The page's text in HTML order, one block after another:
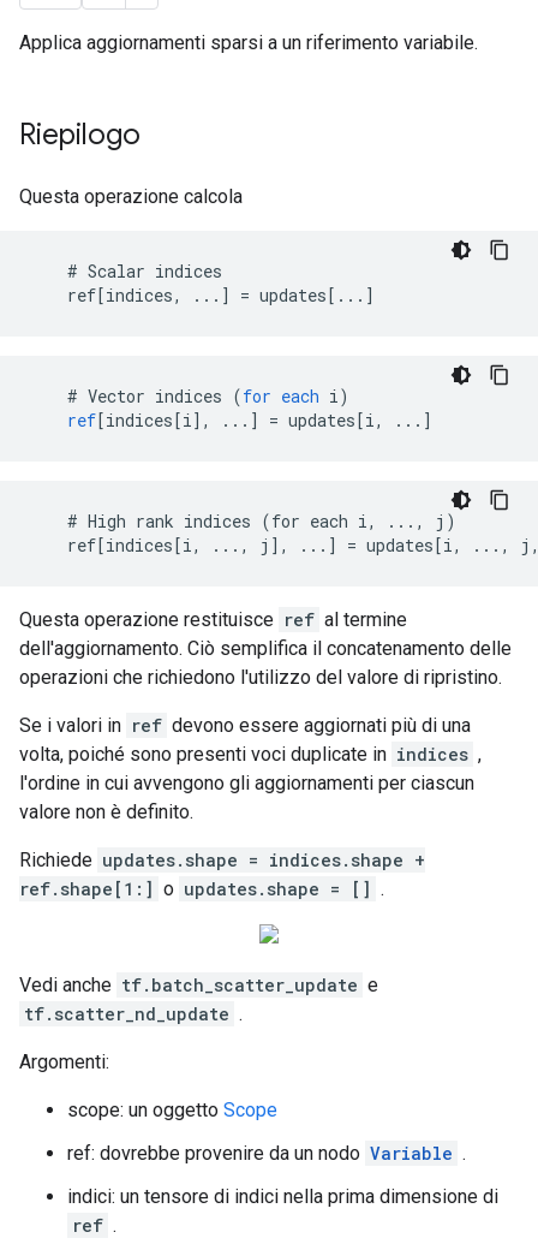
Applica aggiornamenti sparsi a un riferimento variabile.
Riepilogo
Questa operazione calcola
    # Scalar indices
    ref[indices, ...] = updates[...]
    #
Vector indices (for each i)
ref[indices[i] , ... ] = updates[i, ... ]
    # High rank indices (for each i, ..., j)
ref[indices[i, ..., j], ...] = updates[i, ...,
Questa operazione restituisce ref al termine
dell'aggiornamento. Ciò semplifica il concatenamento delle
operazioni che richiedono l'utilizzo del valore di ripristino.
Se i valori in ref devono essere aggiornati più di una
volta, poiché sono presenti voci duplicate in indices ,
l'ordine in cui avvengono gli aggiornamenti per ciascun
valore non è definito.
Richiede updates.shape = indices.shape +
ref.shape[1:] o updates.shape = [] .
Vedi anche tf.batch_scatter_update e
tf.scatter_nd_update .
Argomenti:
scope: un oggetto Scope
ref: dovrebbe provenire da un nodo Variable .
indici: un tensore di indici nella prima dimensione di
ref .